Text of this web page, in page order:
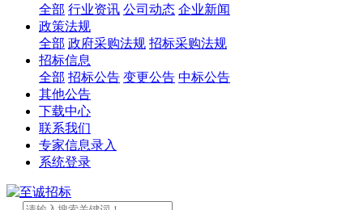
全部 行业资讯 公司动态 企业新闻
政策法规
全部 政府采购法规 招标采购法规
招标信息
全部 招标公告 变更公告 中标公告
其他公告
下载中心
联系我们
专家信息录入
系统登录